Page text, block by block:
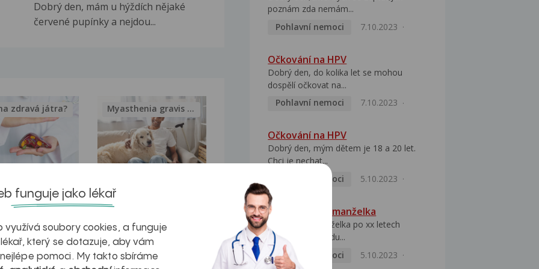
Dobrý den, mám u hýždích nějaké
červené pupínky a nejdou...
zdravá játra?
Inovativní
myastenie –
naděje pro ty,
Myasthenia gravis – vše, co...
poznám zda nemám...
Pohlavní nemoci
7.10.2023
Očkování na HPV
Dobrý den, do kolika let se mohou
dospělí očkovat na...
Pohlavní nemoci
7.10.2023
Očkování na HPV
Dobrý den, mým dětem je 18 a 20 let.
Chci je nechat...
Pohlavní nemoci
5.10.2023
HPV pozitivní manželka
Dobrý den, manželka po xx letech
přivezla z Východu...
Pohlavní nemoci
5.10.2023
funguje jako lékař
využívá soubory cookies, a funguje
který se dotazuje, aby vám
pomoci. My takto sbíráme